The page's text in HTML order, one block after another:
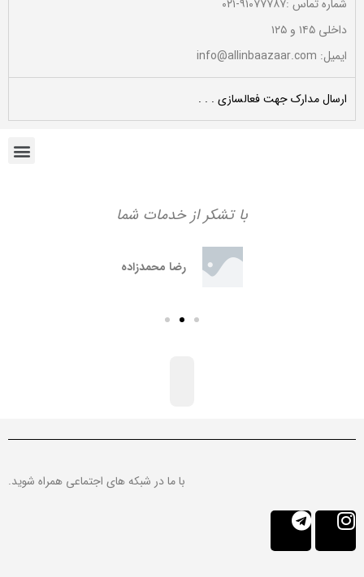
شماره تماس :۹۱۰۷۷۷۸۷-۰۲۱
داخلی ۱۴۵ و ۱۲۵
ایمیل: info@allinbaazaar.com
ارسال مدارک جهت فعالسازی . . .
با تشکر از خدمات شما
رضا محمدزاده
با ما در شبکه های اجتماعی همراه شوید.